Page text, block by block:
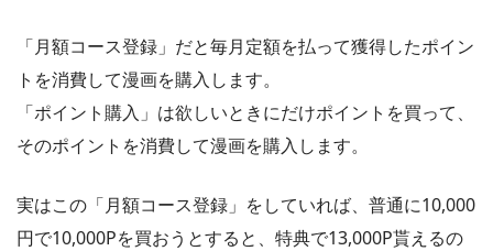
「月額コース登録」だと毎月定額を払って獲得したポイン
トを消費して漫画を購入します。
「ポイント購入」は欲しいときにだけポイントを買って、
そのポイントを消費して漫画を購入します。
実はこの「月額コース登録」をしていれば、普通に10,000
円で10,000Pを買おうとすると、特典で13,000P貰えるの